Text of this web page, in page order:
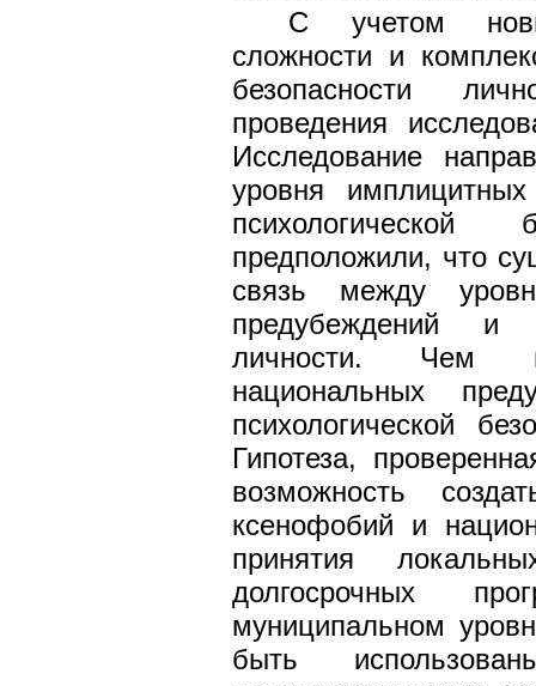
С учетом
сложности и
безопасности
проведения
Исследование
уровня
предположили, что
связь между
предубеждений и
личности. Чем
национальных
психологической
Гипотеза,
возможность
ксенофобий и
принятия
долгосрочных
муниципальном
быть